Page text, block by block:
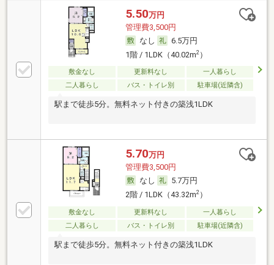
5.50万円
管理費3,500円
なし
6.5万円
1階 / 1LDK（40.02m2）
敷金なし 更新料なし
一人暮らし
二人暮らし
バス・トイレ別 駐車場(近隣含)
駅まで徒歩5分。無料ネット付きの築浅1LDK
5.70万円
管理費3,500円
なし
5.7万円
2階 / 1LDK（43.32m2）
敷金なし 更新料なし
一人暮らし
二人暮らし
バス・トイレ別 駐車場(近隣含)
駅まで徒歩5分。無料ネット付きの築浅1LDK